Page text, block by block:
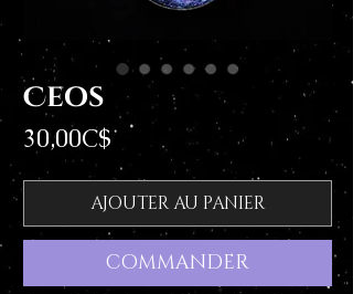
Ceos
30,00C$Price
AJOUTER AU PANIER
COMMANDER